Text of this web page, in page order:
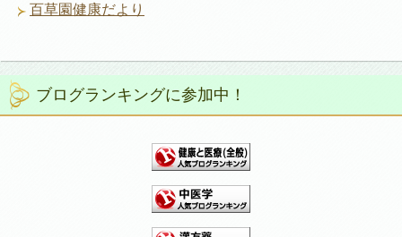
百草園健康だより
ブログランキングに参加中！